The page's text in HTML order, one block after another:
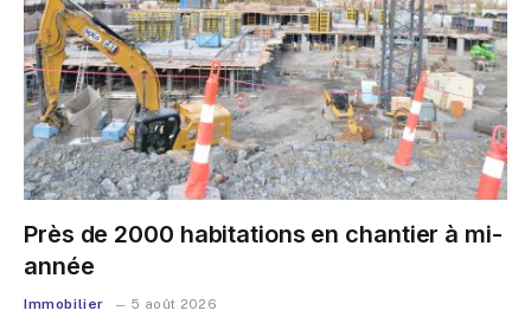
Près de 2000 habitations en chantier à mi-
année
Immobilier 5 août 2026